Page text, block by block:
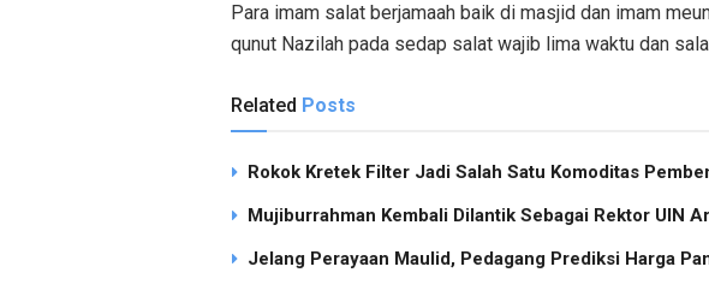
Para imam salat berjamaah baik di masjid dan imam
qunut Nazilah pada sedap salat wajib lima waktu dan
Related Posts
Rokok Kretek Filter Jadi Salah Satu Komoditas
Mujiburrahman Kembali Dilantik Sebagai Rektor UIN
Jelang Perayaan Maulid, Pedagang Prediksi Harga